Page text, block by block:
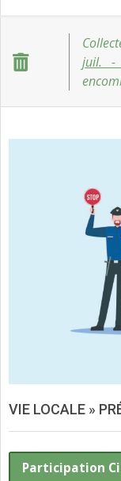
juil. -
VIE LOCALE »
Participation